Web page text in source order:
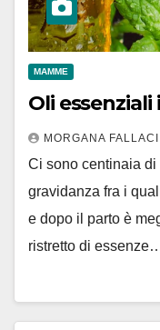
MAMME
Oli
MORGANA FALLACI
Ci sono centinaia
gravidanza fra i
e dopo il parto è
ristretto di